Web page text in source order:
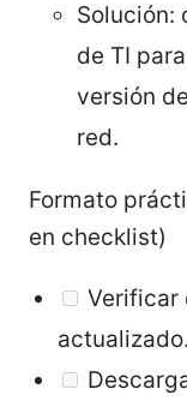
Solución:
de TI
versión
red.
Formato
en checklist)
Verificar
actualizado.